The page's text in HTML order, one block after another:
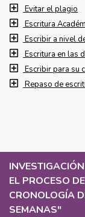
INVESTIGACIÓN
EL PROCESO
CRONOLOGÍA
SEMANAS"
Evitar el plagio
Escritura
Escribir a nivel
Escritura en las
Escribir para su
Repaso de